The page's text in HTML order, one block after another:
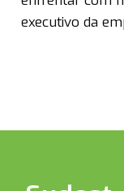
executivo da